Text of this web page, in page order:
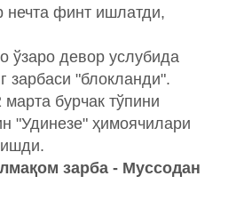
нечта финт ишлатди,
ўзаро девор услубида
зарбаси "блокланди".
бурчак тўпини
"Удинезе" ҳимоячилари
зарба - Муссодан